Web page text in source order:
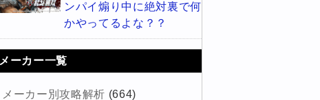
ンパイ煽り中に絶対裏で何
かやってるよな？？
メーカー一覧
メーカー別攻略解析 (664)